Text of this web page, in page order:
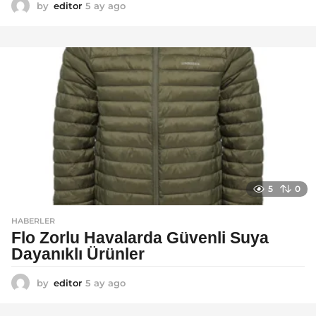
by editor 5 ay ago
a
g
o
5 0
HABERLER
Flo Zorlu Havalarda Güvenli Suya
Dayanıklı Ürünler
by editor 5 ay ago